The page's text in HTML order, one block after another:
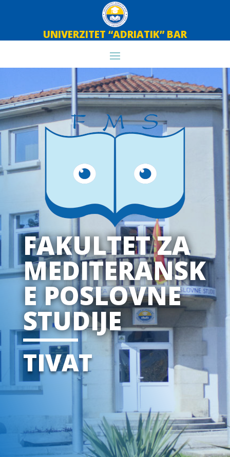
UNIVERZITET “ADRIATIK” BAR
FAKULTET ZA
MEDITERANSK
E POSLOVNE
STUDIJE
TIVAT